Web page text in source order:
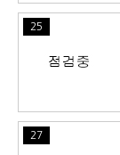
25
27